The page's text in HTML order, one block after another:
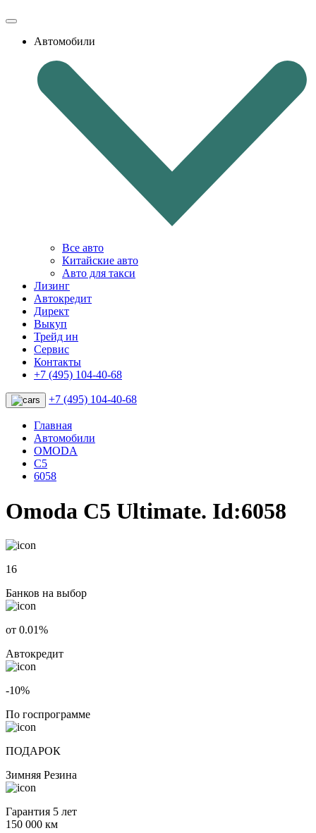
Автомобили
Все авто
Китайские авто
Авто для такси
Лизинг
Автокредит
Директ
Выкуп
Трейд ин
Сервис
Контакты
+7 (495) 104-40-68
+7 (495) 104-40-68
Главная
Автомобили
OMODA
C5
6058
Omoda C5 Ultimate. Id:6058
16
Банков на выбор
от 0.01%
Автокредит
-10%
По госпрограмме
ПОДАРОК
Зимняя Резина
Гарантия 5 лет
150 000 км